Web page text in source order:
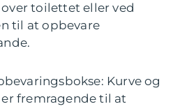
toilettet eller ved
til at opbevare
Kurve og
fremragende til at